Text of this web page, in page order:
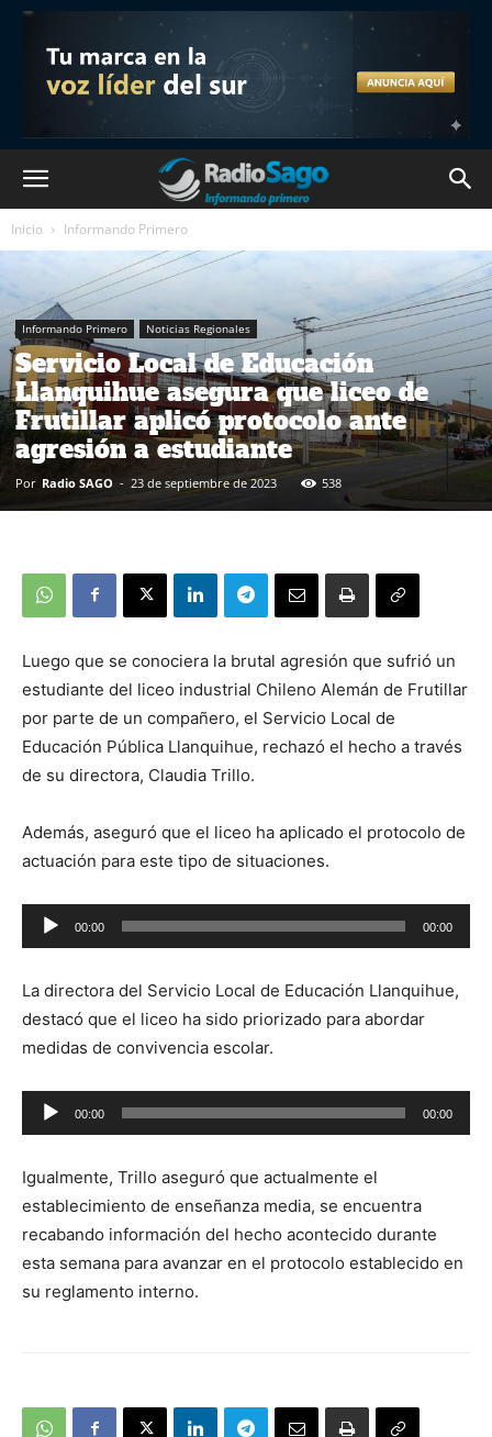
Inicio Informando Primero
Informando Primero Noticias Regionales
Servicio Local de Educación
Llanquihue asegura que liceo de
Frutillar aplicó protocolo ante
agresión a estudiante
Por Radio SAGO - 23 de septiembre de 2023 538
Luego que se conociera la brutal agresión que sufrió un
estudiante del liceo industrial Chileno Alemán de Frutillar
por parte de un compañero, el Servicio Local de
Educación Pública Llanquihue, rechazó el hecho a través
de su directora, Claudia Trillo.
Además, aseguró que el liceo ha aplicado el protocolo de
actuación para este tipo de situaciones.
Reproductor
de
00:00 00:00
La directora del Servicio Local de Educación Llanquihue,
destacó que el liceo ha sido priorizado para abordar
medidas de convivencia escolar.
Reproductor
de
00:00 00:00
Igualmente, Trillo aseguró que actualmente el
establecimiento de enseñanza media, se encuentra
recabando información del hecho acontecido durante
esta semana para avanzar en el protocolo establecido en
su reglamento interno.